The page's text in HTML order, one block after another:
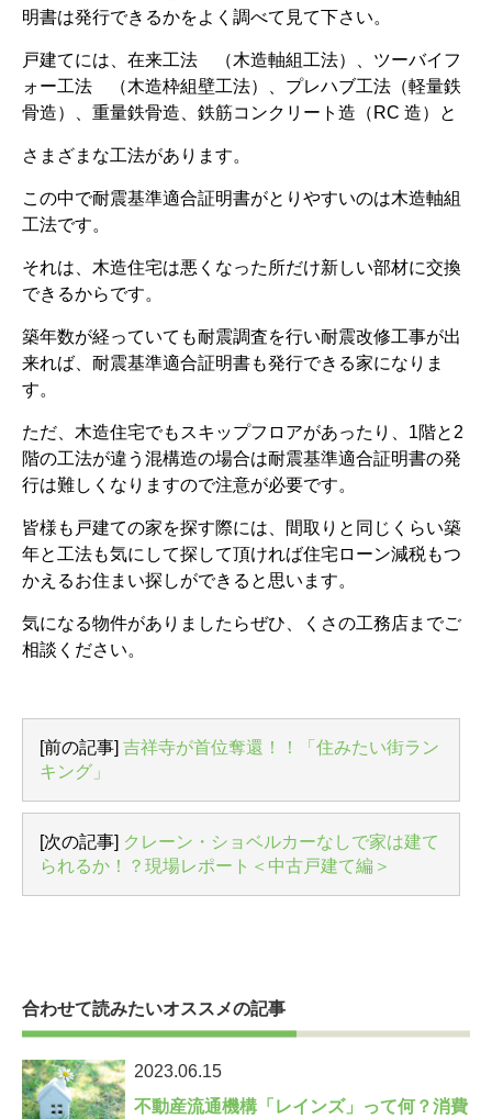
明書は発行できるかをよく調べて見て下さい。
戸建てには、在来工法 （木造軸組工法）、ツーバイフ
ォー工法 （木造枠組壁工法）、プレハブ工法（軽量鉄
骨造）、重量鉄骨造、鉄筋コンクリート造（RC 造）と
さまざまな工法があります。
この中で耐震基準適合証明書がとりやすいのは木造軸組
工法です。
それは、木造住宅は悪くなった所だけ新しい部材に交換
できるからです。
築年数が経っていても耐震調査を行い耐震改修工事が出
来れば、耐震基準適合証明書も発行できる家になりま
す。
ただ、木造住宅でもスキップフロアがあったり、1階と2
階の工法が違う混構造の場合は耐震基準適合証明書の発
行は難しくなりますので注意が必要です。
皆様も戸建ての家を探す際には、間取りと同じくらい築
年と工法も気にして探して頂ければ住宅ローン減税もつ
かえるお住まい探しができると思います。
気になる物件がありましたらぜひ、くさの工務店までご
相談ください。
[前の記事] 吉祥寺が首位奪還！！「住みたい街ラン
キング」
[次の記事] クレーン・ショベルカーなしで家は建て
られるか！？現場レポート＜中古戸建て編＞
合わせて読みたいオススメの記事
2023.06.15
不動産流通機構「レインズ」って何？消費